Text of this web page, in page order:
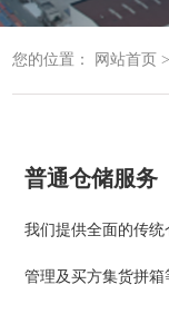
您的位置： 网站首页
普通仓储服务
我们提供全面的传
管理及买方集货拼